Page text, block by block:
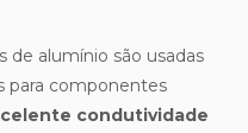
de alumínio são usadas
para componentes
condutividade